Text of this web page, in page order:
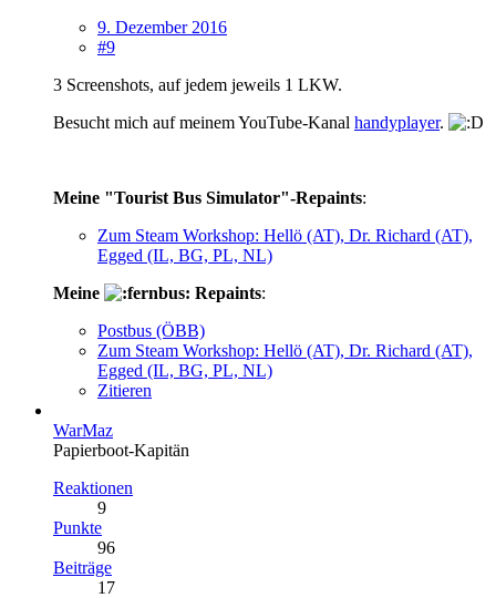
9. Dezember 2016
#9
3 Screenshots, auf jedem jeweils 1 LKW.
Besucht mich auf meinem YouTube-Kanal handyplayer.
Meine "Tourist Bus Simulator"-Repaints:
Zum Steam Workshop: Hellö (AT), Dr. Richard (AT),
Egged (IL, BG, PL, NL)
Meine
Repaints:
Postbus (ÖBB)
Zum Steam Workshop: Hellö (AT), Dr. Richard (AT),
Egged (IL, BG, PL, NL)
Zitieren
WarMaz
Papierboot-Kapitän
Reaktionen
9
Punkte
96
Beiträge
17